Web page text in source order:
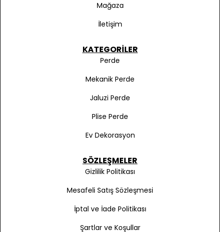
Mağaza
İletişim
KATEGORILER
Perde
Mekanik Perde
Jaluzi Perde
Plise Perde
Ev Dekorasyon
SÖZLEŞMELER
Gizlilik Politikası
Mesafeli Satış Sözleşmesi
İptal ve İade Politikası
Şartlar ve Koşullar